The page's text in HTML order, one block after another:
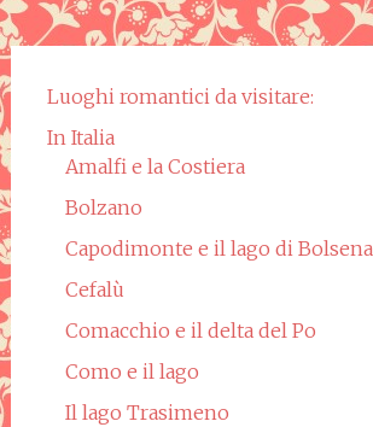
Luoghi romantici da visitare:
In Italia
Amalfi e la Costiera
Bolzano
Capodimonte e il lago di Bolsena
Cefalù
Comacchio e il delta del Po
Como e il lago
Il lago Trasimeno